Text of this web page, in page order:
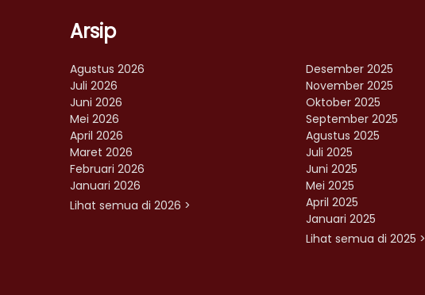
Arsip
Agustus 2026
Juli 2026
Juni 2026
Mei 2026
April 2026
Maret 2026
Februari 2026
Januari 2026
Lihat semua di 2026 >
Desember 2025
November 2025
Oktober 2025
September 2025
Agustus 2025
Juli 2025
Juni 2025
Mei 2025
April 2025
Januari 2025
Lihat semua di 2025 >